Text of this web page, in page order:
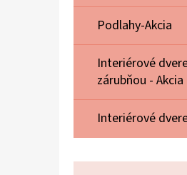
Podlahy-Akcia
Interiérové
zárubňou - Akcia
Interiérové